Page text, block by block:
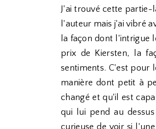
J'ai trouvé cette
l'auteur mais j'ai vibré
la façon dont l'intrigue
prix de Kiersten, la
sentiments. C'est pour
manière dont petit à
changé et qu'il est
qui lui pend au
curieuse de voir si